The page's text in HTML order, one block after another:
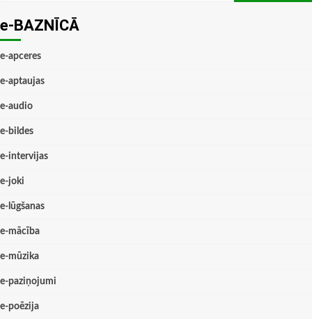
e-BAZNĪCĀ
e-apceres
e-aptaujas
e-audio
e-bildes
e-intervijas
e-joki
e-lūgšanas
e-mācība
e-mūzika
e-paziņojumi
e-poēzija